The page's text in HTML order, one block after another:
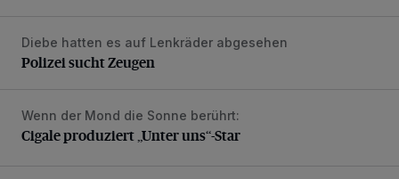
Polizei sucht Zeugen
Diebe hatten es auf Lenkräder abgesehen
Polizei sucht Zeugen
Cigale produziert „Unter uns“-Star
Wenn der Mond die Sonne berührt:
Cigale produziert „Unter uns“-Star